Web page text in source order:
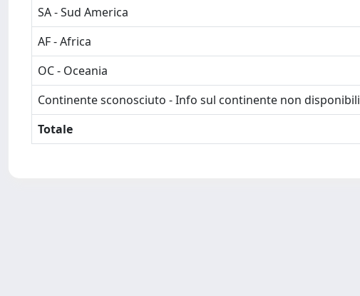
SA - Sud America
AF - Africa
OC - Oceania
Continente sconosciuto - Info sul continente non disponibili
Totale